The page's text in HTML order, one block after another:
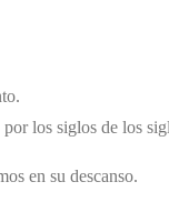
los siglos de los
en su descanso.